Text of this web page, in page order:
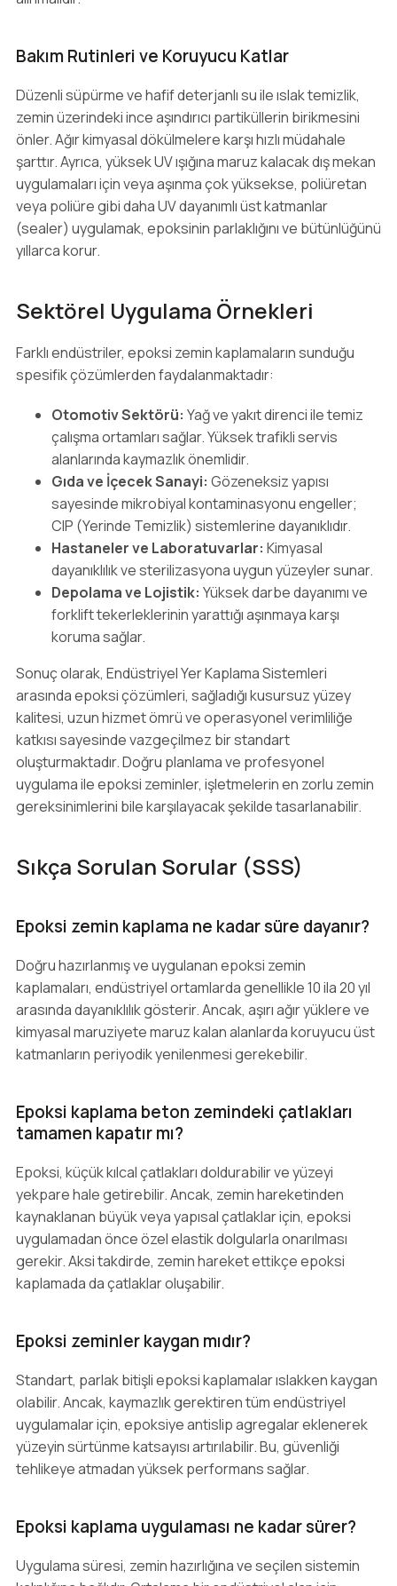
Bakım Rutinleri ve Koruyucu Katlar
Düzenli süpürme ve hafif deterjanlı su ile ıslak temizlik,
zemin üzerindeki ince aşındırıcı partiküllerin birikmesini
önler. Ağır kimyasal dökülmelere karşı hızlı müdahale
şarttır. Ayrıca, yüksek UV ışığına maruz kalacak dış mekan
uygulamaları için veya aşınma çok yüksekse, poliüretan
veya poliüre gibi daha UV dayanımlı üst katmanlar
(sealer) uygulamak, epoksinin parlaklığını ve bütünlüğünü
yıllarca korur.
Sektörel Uygulama Örnekleri
Farklı endüstriler, epoksi zemin kaplamaların sunduğu
spesifik çözümlerden faydalanmaktadır:
Otomotiv Sektörü: Yağ ve yakıt direnci ile temiz
çalışma ortamları sağlar. Yüksek trafikli servis
alanlarında kaymazlık önemlidir.
Gıda ve İçecek Sanayi: Gözeneksiz yapısı
sayesinde mikrobiyal kontaminasyonu engeller;
CIP (Yerinde Temizlik) sistemlerine dayanıklıdır.
Hastaneler ve Laboratuvarlar: Kimyasal
dayanıklılık ve sterilizasyona uygun yüzeyler sunar.
Depolama ve Lojistik: Yüksek darbe dayanımı ve
forklift tekerleklerinin yarattığı aşınmaya karşı
koruma sağlar.
Sonuç olarak, Endüstriyel Yer Kaplama Sistemleri
arasında epoksi çözümleri, sağladığı kusursuz yüzey
kalitesi, uzun hizmet ömrü ve operasyonel verimliliğe
katkısı sayesinde vazgeçilmez bir standart
oluşturmaktadır. Doğru planlama ve profesyonel
uygulama ile epoksi zeminler, işletmelerin en zorlu zemin
gereksinimlerini bile karşılayacak şekilde tasarlanabilir.
Sıkça Sorulan Sorular (SSS)
Epoksi zemin kaplama ne kadar süre dayanır?
Doğru hazırlanmış ve uygulanan epoksi zemin
kaplamaları, endüstriyel ortamlarda genellikle 10 ila 20 yıl
arasında dayanıklılık gösterir. Ancak, aşırı ağır yüklere ve
kimyasal maruziyete maruz kalan alanlarda koruyucu üst
katmanların periyodik yenilenmesi gerekebilir.
Epoksi kaplama beton zemindeki çatlakları
tamamen kapatır mı?
Epoksi, küçük kılcal çatlakları doldurabilir ve yüzeyi
yekpare hale getirebilir. Ancak, zemin hareketinden
kaynaklanan büyük veya yapısal çatlaklar için, epoksi
uygulamadan önce özel elastik dolgularla onarılması
gerekir. Aksi takdirde, zemin hareket ettikçe epoksi
kaplamada da çatlaklar oluşabilir.
Epoksi zeminler kaygan mıdır?
Standart, parlak bitişli epoksi kaplamalar ıslakken kaygan
olabilir. Ancak, kaymazlık gerektiren tüm endüstriyel
uygulamalar için, epoksiye antislip agregalar eklenerek
yüzeyin sürtünme katsayısı artırılabilir. Bu, güvenliği
tehlikeye atmadan yüksek performans sağlar.
Epoksi kaplama uygulaması ne kadar sürer?
Uygulama süresi, zemin hazırlığına ve seçilen sistemin